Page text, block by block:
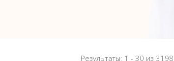
Результаты: 1 - 30 из 3198